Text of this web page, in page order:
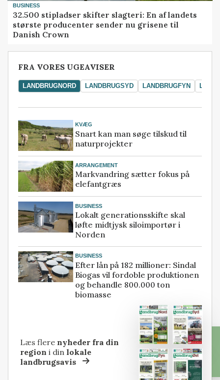
BUSINESS
32.500 stipladser skifter slagteri: En af landets
største producenter sender nu grisene til
Danish Crown
FRA VORES UGEAVISER
LANDBRUGNORD LANDBRUGSYD LANDBRUGFYN
KVÆG
Snart kan man søge tilskud til
naturprojekter
ARRANGEMENT
Markvandring sætter fokus på
elefantgræs
BUSINESS
Lokalt generationsskifte skal
løfte midtjysk siloimportør i
Norden
BUSINESS
Efter lån på 182 millioner: Sindal
Biogas vil fordoble produktionen
og behandle 800.000 ton
biomasse
Læs flere nyheder fra din
region i dinlokale
landbrugsavis